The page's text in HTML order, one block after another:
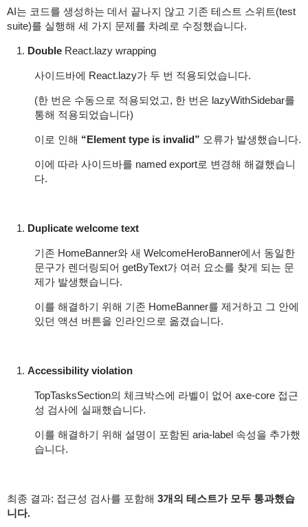
AI는 코드를 생성하는 데서 끝나지 않고 기존 테스트 스위트(test
suite)를 실행해 세 가지 문제를 차례로 수정했습니다.
Double React.lazy wrapping
사이드바에 React.lazy가 두 번 적용되었습니다.
(한 번은 수동으로 적용되었고, 한 번은 lazyWithSidebar를
통해 적용되었습니다)
이로 인해 “Element type is invalid” 오류가 발생했습니다.
이에 따라 사이드바를 named export로 변경해 해결했습니
다.
Duplicate welcome text
기존 HomeBanner와 새 WelcomeHeroBanner에서 동일한
문구가 렌더링되어 getByText가 여러 요소를 찾게 되는 문
제가 발생했습니다.
이를 해결하기 위해 기존 HomeBanner를 제거하고 그 안에
있던 액션 버튼을 인라인으로 옮겼습니다.
Accessibility violation
TopTasksSection의 체크박스에 라벨이 없어 axe-core 접근
성 검사에 실패했습니다.
이를 해결하기 위해 설명이 포함된 aria-label속성을 추가했
습니다.
최종 결과: 접근성 검사를 포함해 3개의 테스트가 모두 통과했습
니다.